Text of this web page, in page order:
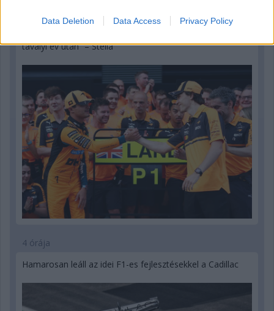
Data Deletion Data Access Privacy Policy
tavalyi év után” – Stella
4 órája
Hamarosan leáll az idei F1-es fejlesztésekkel a Cadillac